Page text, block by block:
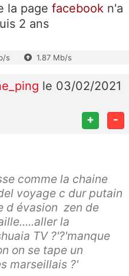
la page facebook n'a
2 ans
s 1.87 Mb/s
le 03/02/2021
+ -
comme la chaine
voyage c dur putain
d évasion zen de
la
TV ?'?'manque
on se tape un
marseillais ?'